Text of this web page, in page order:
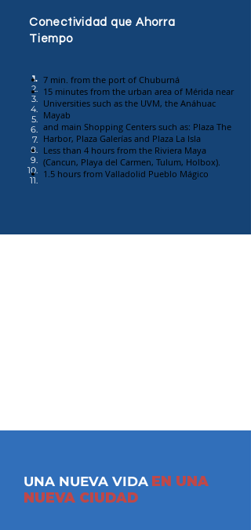
Conectividad que Ahorra
Tiempo
1.
2.
3.
4.
5.
6.
7.
8.
9.
10.
11.
7 min. from the port of Chuburná
15 minutes from the urban area of Mérida near
Universities such as the UVM, the Anáhuac
Mayab
and main Shopping Centers such as: Plaza The
Harbor, Plaza Galerías and Plaza La Isla
Less than 4 hours from the Riviera Maya
(Cancun, Playa del Carmen, Tulum, Holbox).
1.5 hours from Valladolid Pueblo Mágico
UNA NUEVA VIDA EN UNA
NUEVA CIUDAD